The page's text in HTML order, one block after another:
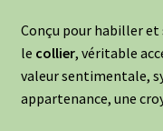
Conçu pour habiller
le collier, véritable
valeur sentimentale,
appartenance, une